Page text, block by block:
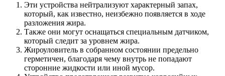
Эти устройства нейтрализуют характерный запах,
который, как известно, неизбежно появляется в ходе
разложения жира.
Также они могут оснащаться специальным датчиком,
который следит за уровнем жира.
Жироуловитель в собранном состоянии предельно
герметичен, благодаря чему внутрь не попадают
сторонние жидкости или иной мусор.